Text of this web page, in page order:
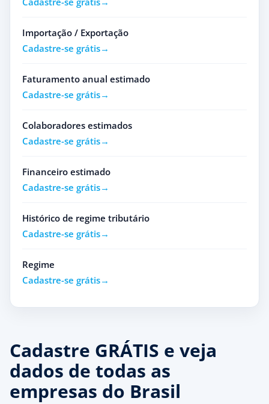
Importação / Exportação
Cadastre-se grátis
Faturamento anual estimado
Cadastre-se grátis
Colaboradores estimados
Cadastre-se grátis
Financeiro estimado
Cadastre-se grátis
Histórico de regime tributário
Cadastre-se grátis
Regime
Cadastre-se grátis
Cadastre GRÁTIS e veja
dados de todas as
empresas do Brasil